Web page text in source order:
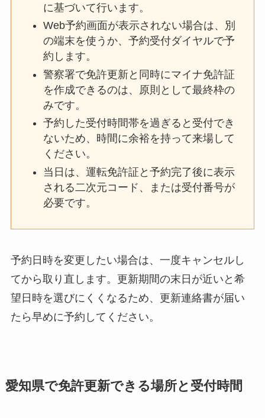
に基づいて行います。
Web予約画面が表示されない場合は、別
の端末を使うか、予約受付ダイヤルで予
約します。
警察署で免許更新と同時にマイナ免許証
を作成できるのは、原則として最終枠の
みです。
予約した受付時間帯を過ぎると受付でき
ないため、時間に余裕を持って来場して
ください。
当日は、運転免許証と予約完了後に表示
される二次元コード、または受付番号が
必要です。
予約日時を変更したい場合は、一度キャンセルし
てから取り直します。更新期間の末日が近いと希
望日時を選びにくくなるため、更新連絡書が届い
たら早めに予約してください。
愛知県で免許更新できる場所と受付時間